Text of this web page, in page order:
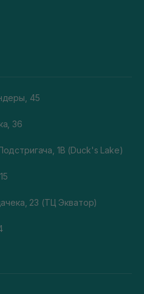
45
36
1В (Duck's Lake)
23 (ТЦ Экватор)